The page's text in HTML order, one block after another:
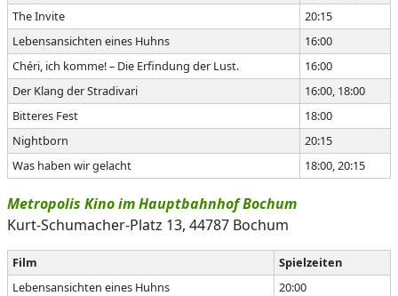
The Invite
20:15
Lebensansichten eines Huhns
16:00
Chéri, ich komme! – Die Erfindung der Lust.
16:00
Der Klang der Stradivari
16:00, 18:00
Bitteres Fest
18:00
Nightborn
20:15
Was haben wir gelacht
18:00, 20:15
Metropolis Kino im Hauptbahnhof Bochum
Kurt-Schumacher-Platz 13, 44787 Bochum
Film
Spielzeiten
Lebensansichten eines Huhns
20:00